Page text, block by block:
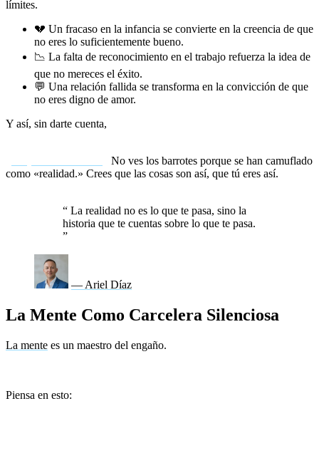
límites.
💔 Un fracaso en la infancia se convierte en la creencia de que
no eres lo suficientemente bueno.
📉 La falta de reconocimiento en el trabajo refuerza la idea de
que no mereces el éxito.
💬 Una relación fallida se transforma en la convicción de que
no eres digno de amor.
Y así, sin darte cuenta,
No ves los barrotes porque se han camuflado
como «realidad.» Crees que las cosas son así, que tú eres así.
“ La realidad no es lo que te pasa, sino la
historia que te cuentas sobre lo que te pasa.
”
— Ariel Díaz
La Mente Como Carcelera Silenciosa
La mente es un maestro del engaño.
Piensa en esto: